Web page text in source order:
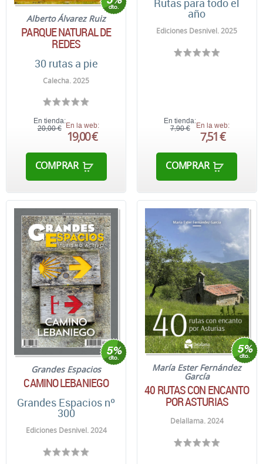
Alberto Álvarez Ruiz
PARQUE NATURAL DE
REDES
30 rutas a pie
Calecha. 2025
En tienda:
20,00 € En la web:
19,00 €
COMPRAR
Rutas para todo el
año
Ediciones Desnivel. 2025
En tienda:
7,90 €
En la web:
7,51 €
COMPRAR
Grandes Espacios
CAMINO LEBANIEGO
Grandes Espacios nº
300
Ediciones Desnivel. 2024
María Ester Fernández
García
40 RUTAS CON ENCANTO
POR ASTURIAS
Delallama. 2024